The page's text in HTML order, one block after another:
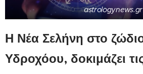
astrologynews.gr
Η Νέα Σελήνη στο
Υδροχόου, δοκιμάζει